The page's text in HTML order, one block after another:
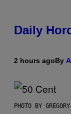
Daily
2 hours agoBy
PHOTO BY